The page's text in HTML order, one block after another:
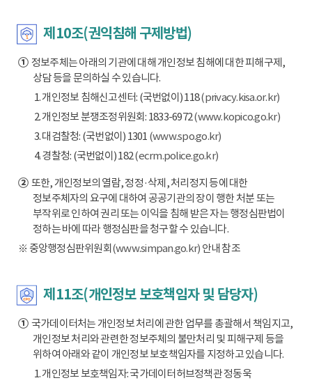
제10조(권익침해 구제방법)
①정보주체는 아래의 기관에 대해 개인정보 침해에 대한 피해구제,
상담 등을 문의하실 수 있습니다.
1. 개인정보 침해신고센터: (국번없이) 118(privacy.kisa.or.kr)
2. 개인정보 분쟁조정위원회: 1833-6972(www.kopico.go.kr)
3. 대검찰청: (국번없이) 1301 (www.spo.go.kr)
4. 경찰청: (국번없이) 182(ecrm.police.go.kr)
②또한, 개인정보의 열람, 정정·삭제, 처리정지 등에 대한
정보주체자의 요구에 대하여 공공기관의 장이 행한 처분 또는
부작위로 인하여 권리 또는 이익을 침해 받은 자는 행정심판법이
정하는 바에 따라 행정심판을 청구할 수 있습니다.
※ 중앙행정심판위원회(www.simpan.go.kr) 안내 참조
제11조(개인정보 보호책임자 및 담당자)
①국가데이터처는 개인정보 처리에 관한 업무를 총괄해서 책임지고,
개인정보 처리와 관련한 정보주체의 불만처리 및 피해구제 등을
위하여 아래와 같이 개인정보 보호책임자를 지정하고 있습니다.
1. 개인정보 보호책임자: 국가데이터허브정책관 정동욱